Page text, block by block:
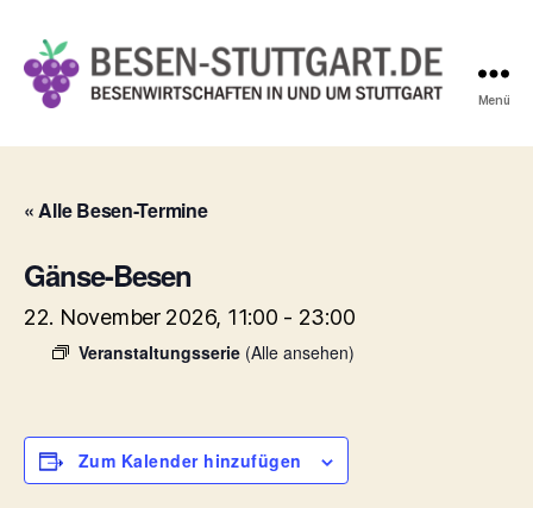
Stuttgart.de
Menü
« Alle Besen-Termine
Gänse-Besen
22. November 2026, 11:00 - 23:00
Veranstaltungsserie (Alle ansehen)
Zum Kalender hinzufügen